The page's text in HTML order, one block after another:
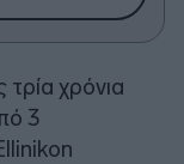
χρόνια
3